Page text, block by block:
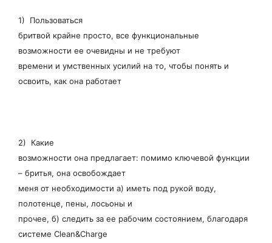
1) Пользоваться
бритвой крайне просто, все функциональные
возможности ее очевидны и не требуют
времени и умственных усилий на то, чтобы понять и
освоить, как она работает
2) Какие
возможности она предлагает: помимо ключевой функции
– бритья, она освобождает
меня от необходимости а) иметь под рукой воду,
полотенце, пены, лосьоны и
прочее, б) следить за ее рабочим состоянием, благодаря
системе Clean&Charge